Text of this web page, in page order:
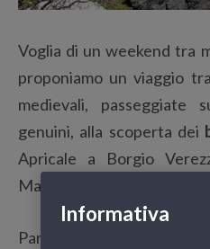
Voglia di un weekend tra
proponiamo un viaggio
medievali, passeggiate
genuini, alla scoperta dei
Apricale a Borgio
Manarola.
Partendo dalla Riviera
Informativa